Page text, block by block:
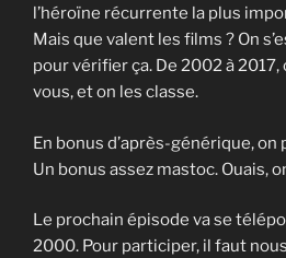
l’héroïne récurrente la plus
Mais que valent les films ? On
pour vérifier ça. De 2002 à 2017,
vous, et on les classe.
En bonus d’après-générique, on
Un bonus assez mastoc. Ouais,
Le prochain épisode va se
2000. Pour participer, il faut